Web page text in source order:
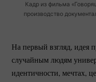
Кадр из фильма
производство
На первый взгляд, идея
случайным людям
идентичности, мечтах,